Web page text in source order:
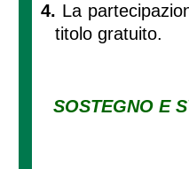
4. La
titolo gratuito.
SOSTEGNO E